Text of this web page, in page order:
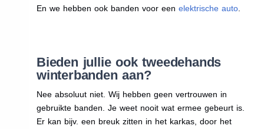
En we hebben ook banden voor een elektrische auto.
Bieden jullie ook tweedehands
winterbanden aan?
Nee absoluut niet. Wij hebben geen vertrouwen in
gebruikte banden. Je weet nooit wat ermee gebeurt is.
Er kan bijv. een breuk zitten in het karkas, door het